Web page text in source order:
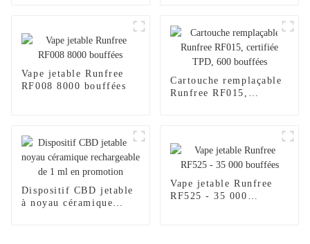
Vape jetable Runfree
RF008 8000 bouffées
Cartouche remplaçable
Runfree RF015,
Dispositif CBD jetable
à noyau céramique
Vape jetable Runfree
RF525 - 35 000